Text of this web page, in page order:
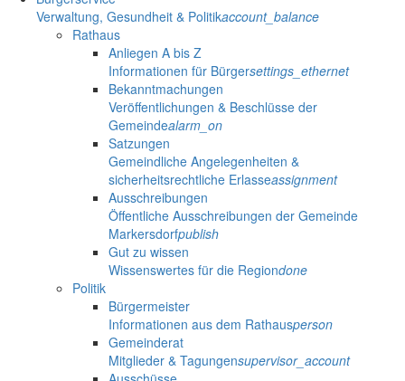
Verwaltung, Gesundheit & Politikaccount_balance
Rathaus
Anliegen A bis Z
Informationen für Bürgersettings_ethernet
Bekanntmachungen
Veröffentlichungen & Beschlüsse der
Gemeindealarm_on
Satzungen
Gemeindliche Angelegenheiten &
sicherheitsrechtliche Erlasseassignment
Ausschreibungen
Öffentliche Ausschreibungen der Gemeinde
Markersdorfpublish
Gut zu wissen
Wissenswertes für die Regiondone
Politik
Bürgermeister
Informationen aus dem Rathausperson
Gemeinderat
Mitglieder & Tagungensupervisor_account